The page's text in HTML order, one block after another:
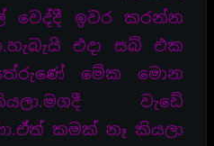
වෙද්දී ඉවර කරන්න
එදා සබ් එක
මේක මොන
වැඩේ
කමක් නෑ කියලා